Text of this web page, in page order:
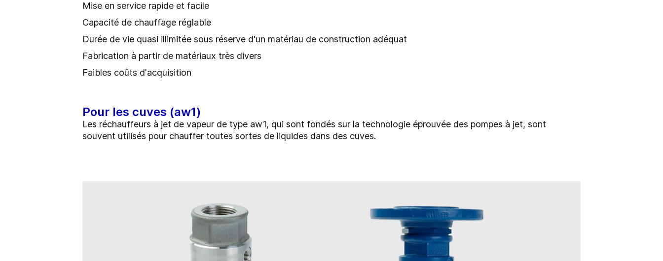
Mise en service rapide et facile
Capacité de chauffage réglable
Durée de vie quasi illimitée sous réserve d'un matériau de construction adéquat
Fabrication à partir de matériaux très divers
Faibles coûts d'acquisition
Pour les cuves (aw1)
Les réchauffeurs à jet de vapeur de type aw1, qui sont fondés sur la technologie éprouvée des pompes à jet, sont
souvent utilisés pour chauffer toutes sortes de liquides dans des cuves.